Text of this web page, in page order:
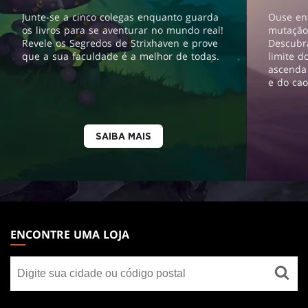
Junte-se a cinco colegas enquanto guarda
os livros para se aventurar no mundo real!
Revele os Segredos de Strixhaven e prove
que a sua faculdade é a melhor de todas.
SAIBA MAIS
Ouse
limite
e do
THE
GATHERING
FOOTER
ENCONTRE UMA LOJA
uma
loja